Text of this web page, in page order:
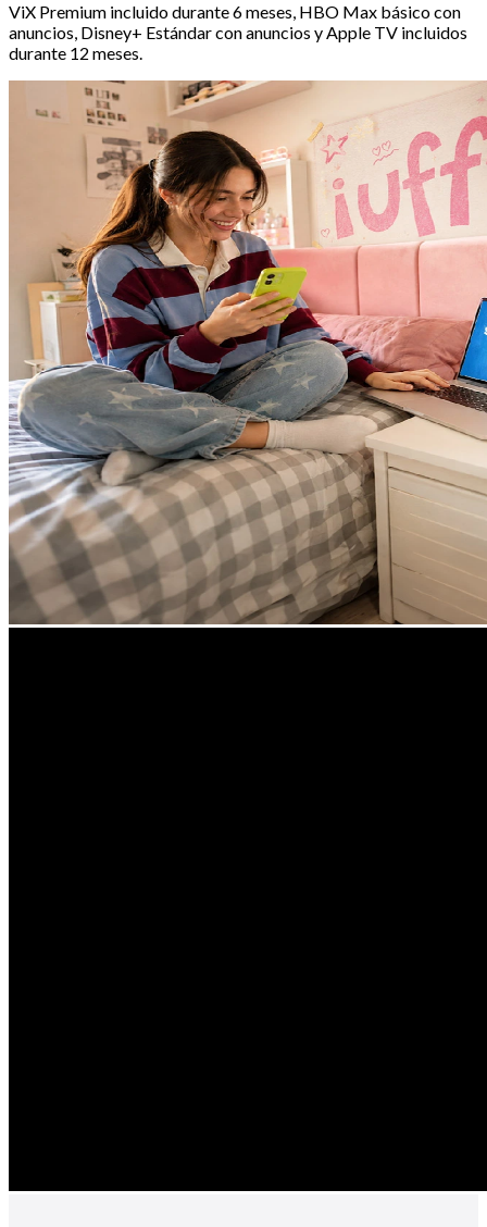
ViX Premium incluido durante 6 meses, HBO Max básico con
anuncios, Disney+ Estándar con anuncios y Apple TV incluidos
durante 12 meses. ​